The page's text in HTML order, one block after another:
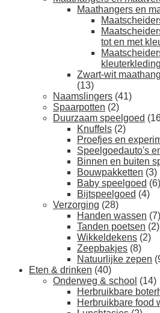
Maathangers en
tot en met
kleuterkleding
Zwart-wit
(13)
Naamslingers (41)
Spaarpotten (2)
Duurzaam speelgoed
Knuffels (2)
Proefjes en
Speelgoedauto's
Binnen en buiten
Bouwpakketten (3)
Baby speelgoed (6)
Bijtspeelgoed (4)
Verzorging (28)
Handen wassen (7)
Tanden poetsen (2)
Wikkeldekens (2)
Zeepbakjes (8)
Natuurlijke zepen
Eten & drinken (40)
Onderweg & school (14)
Herbruikbare
Herbruikbare food